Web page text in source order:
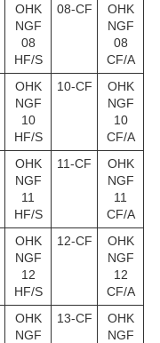
OHK
NGF
08
HF/S
08-CF
OHK
NGF
08
CF/A
OHK
NGF
10
HF/S
10-CF
OHK
NGF
10
CF/A
OHK
NGF
11
HF/S
11-CF
OHK
NGF
11
CF/A
OHK
NGF
12
HF/S
12-CF
OHK
NGF
12
CF/A
OHK
NGF
13-CF
OHK
NGF